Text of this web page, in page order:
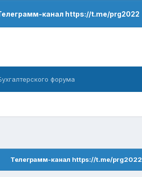
канал https://t.me/prg2022
форума
Телеграмм-канал https://t.me/prg2022